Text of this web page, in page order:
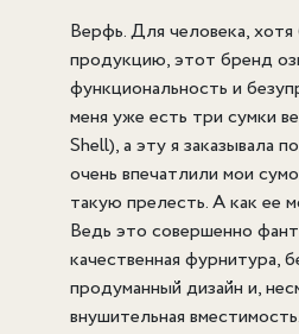
Верфь. Для человека,
продукцию, этот бренд
функциональность и
меня уже есть три сумки
Shell), а эту я заказывала
очень впечатлили мои
такую прелесть. А как ее
Ведь это совершенно
качественная фурнитура,
продуманный дизайн и,
внушительная